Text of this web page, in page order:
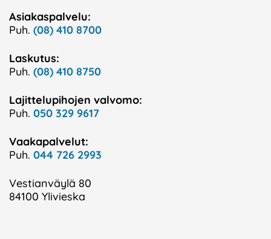
Asiakaspalvelu:
Puh. (08) 410 8700
Laskutus:
Puh. (08) 410 8750
Lajittelupihojen valvomo:
Puh. 050 329 9617
Vaakapalvelut:
Puh. 044 726 2993
Vestianväylä 80
84100 Ylivieska